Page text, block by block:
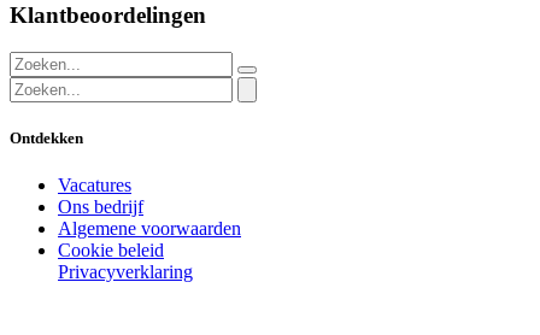
Klantbeoordelingen
Ontdekken
Vacatures
Ons bedrijf
Algemene voorwaarden
Cookie beleid
Privacyverklaring